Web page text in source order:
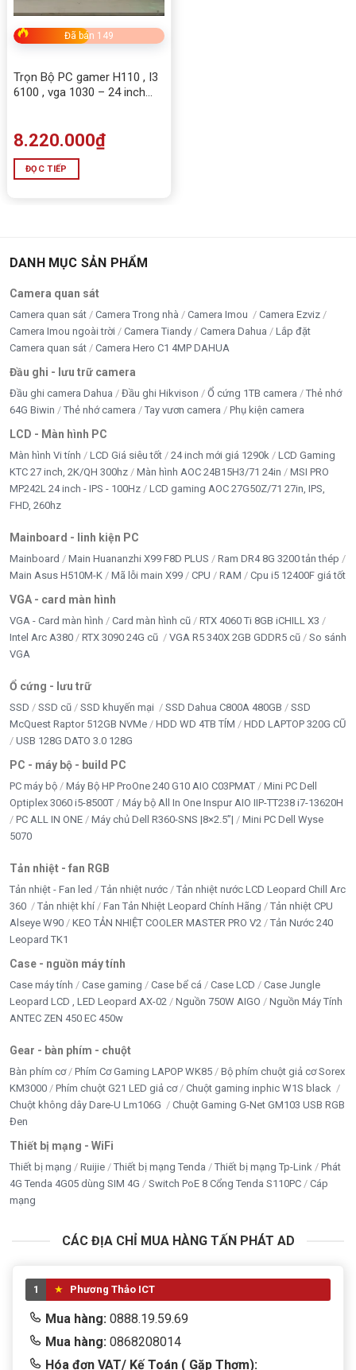
Ưu tiênLAN Gigabitđể có tốc độ ổn định
Hoặc kết nốiWiFi băng tần kép
Bước 4: Khởi động & thiết lập
Thiết lập Windows, tài khoản, ngôn ngữ
Bước 5: Sử dụng sạc không dây
khảo thêm phiên bản i7 :
Hỏi đáp nhanh về All In One Inspur AIO IIP-
UT238 i5
Máy Inspur AIO IIP-UT238 i5 có phù hợp văn phòng
không?
→ Rất phù hợp. i5-1235U tiết kiệm điện, chạy mượt
các phần mềm văn phòng.
Máy có sạc không dây thật không?
→ Có. Chân đế cố định tích hợp sạc không dây tiện lợi.
All In One Inspur có nâng cấp được không?
→ Có thể nâng cấp RAM/SSD (tùy cấu hình cụ thể).
→ Có. WiFi băng tần kép, Bluetooth 4.2, LAN Gigabit.
Mua Inspur AIO IIP-UT238 chính hãng ở đâu?
Thuột, Đắk Lắk. Ship COD toàn quốc – Hotline
0888 195 969.
Bấm 5 sao để ủng hộ shop
Thông số kỹ thuật
Thông số Chi tiết
Dòng máy All In One (AIO)
Màn hình
Độ phân giải Full HD 1920 × 1080
Chipset H610
RAM 16GB
Ổ cứng
Card mạng LAN Gigabit + WiFi băng tần kép
Tính năng khác Chân đế cố định + sạc không dây
Đã bán 149
Trọn Bộ PC gamer H110 , I3
6100 , vga 1030 – 24 inch
8.220.000₫
ĐỌC TIẾP
DANH MỤC SẢN PHẨM
Camera quan sát
Camera quan sát Camera Trong nhà Camera Imou
Camera Ezviz
Camera Imou ngoài trời
Camera Tiandy Camera Dahua
Lắp đặt
Camera quan sát
Camera Hero C1 4MP DAHUA
Đầu ghi - lưu trữ camera
Đầu ghi camera Dahua Đầu ghi Hikvison Ổ cứng 1TB camera
Thẻ nhớ
64G Biwin
Thẻ nhớ camera Tay vươn camera Phụ kiện camera
LCD - Màn hình PC
Màn hình Vi tính LCD Giá siêu tốt 24 inch mới giá 1290k
LCD Gaming
KTC 27 inch, 2K/QH 300hz
Màn hình AOC 24B15H3/71 24in
MSI PRO
MP242L 24 inch - IPS - 100Hz
LCD gaming AOC 27G50Z/71 27in, IPS,
FHD, 260hz
Mainboard - linh kiện PC
Mainboard Main Huananzhi X99 F8D PLUS
Ram DR4 8G 3200 tản thép
Main Asus H510M-K
Mã lỗi main X99 CPU RAM Cpu i5 12400F giá tốt
VGA - card màn hình
VGA - Card màn hình Card màn hình cũ
RTX 4060 Ti 8GB iCHILL X3
Intel Arc A380
RTX 3090 24G cũ VGA R5 340X 2GB GDDR5 cũ
So sánh
VGA
Ổ cứng - lưu trữ
SSD SSD cũ SSD khuyến mại SSD Dahua C800A 480GB
SSD
McQuest Raptor 512GB NVMe
HDD WD 4TB TÍM
HDD LAPTOP 320G CŨ
USB 128G DATO 3.0 128G
PC - máy bộ - build PC
PC máy bộ Máy Bộ HP ProOne 240 G10 AIO C03PMAT
Mini PC Dell
Optiplex 3060 i5-8500T
Máy bộ All In One Inspur AIO IIP-TT238 i7-13620H
PC ALL IN ONE
Máy chủ Dell R360-SNS |8×2.5”|
Mini PC Dell Wyse
5070
Tản nhiệt - fan RGB
Tản nhiệt - Fan led Tản nhiệt nước
Tản nhiệt nước LCD Leopard Chill Arc
360
Tản nhiệt khí Fan Tản Nhiệt Leopard Chính Hãng
Tản nhiệt CPU
Alseye W90
KEO TẢN NHIỆT COOLER MASTER PRO V2
Tản Nước 240
Leopard TK1
Case - nguồn máy tính
Case máy tính Case gaming Case bể cá Case LCD
Case Jungle
Leopard LCD , LED Leopard AX-02
Nguồn 750W AIGO
Nguồn Máy Tính
ANTEC ZEN 450 EC 450w
Gear - bàn phím - chuột
Bàn phím cơ Phím Cơ Gaming LAPOP WK85
Bộ phím chuột giả cơ Sorex
KM3000
Phím chuột G21 LED giả cơ
Chuột gaming inphic W1S black
Chuột không dây Dare-U Lm106G
Chuột Gaming G-Net GM103 USB RGB
Đen
Thiết bị mạng - WiFi
Thiết bị mạng Ruijie Thiết bị mạng Tenda Thiết bị mạng Tp-Link
Phát
4G Tenda 4G05 dùng SIM 4G
Switch PoE 8 Cổng Tenda S110PC
Cáp
mạng
CÁC ĐỊA CHỈ MUA HÀNG TẤN PHÁT AD
1 Phương Thảo ICT
Mua hàng: 0888.19.59.69
Mua hàng: 0868208014
Hóa đơn VAT/ Kế Toán ( Gặp Thơm):